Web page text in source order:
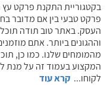
בקטגוריית התקנת פרקט
פרקט טבעי בין אם מדובר
העסק. באתר טוב תודה
וההגונים ביותר. אתם
מהמומחים שלנו. כמו כן,
המקצוע בעמוד זה על מנת
לקוחו... קרא עוד